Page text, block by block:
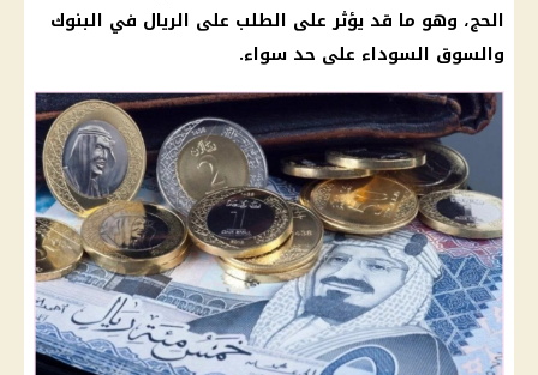
الحج، وهو ما قد يؤثر على الطلب على الريال في البنوك
والسوق السوداء على حد سواء.